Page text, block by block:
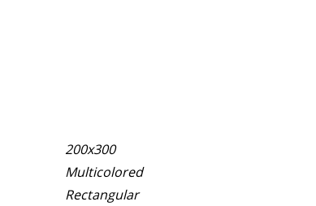
200x300
Multicolored
Rectangular